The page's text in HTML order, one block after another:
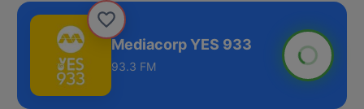
Mediacorp YES 933
93.3 FM